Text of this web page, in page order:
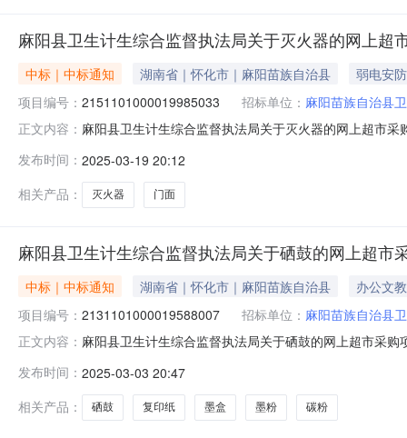
麻阳县卫生计生综合监督执法局关于灭火器的网上超
中标｜中标通知 湖南省｜怀化市｜麻阳苗族自治县
弱电安防
项目编号： 2151101000019985033 招标单位： 麻阳苗族自治县
正文内容： 麻阳县卫生计生综合监督执法局关于灭火器的网上超市
项目所在行政区划名称:湖南省怀化市麻阳苗族自治县报
发布时间： 2025-03-19 20:12
相关产品：
灭火器 门面
麻阳县卫生计生综合监督执法局关于硒鼓的网上超市
中标｜中标通知 湖南省｜怀化市｜麻阳苗族自治县
办公文教
项目编号： 2131101000019588007 招标单位： 麻阳苗族自治县
正文内容： 麻阳县卫生计生综合监督执法局关于硒鼓的网上超市采
所在行政区划名称:湖南省怀化市麻阳苗族自治县报价起
发布时间： 2025-03-03 20:47
相关产品：
硒鼓 复印纸 墨盒 墨粉 碳粉